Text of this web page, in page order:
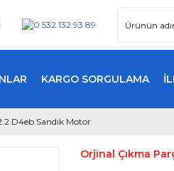
KARGO SORGULAMA
D4eb Sandık Motor
Orjinal Çıkma